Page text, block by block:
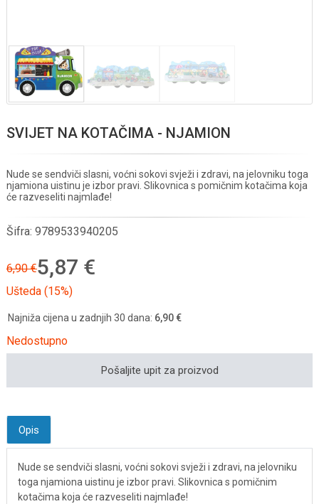
SVIJET NA KOTAČIMA - NJAMION
Nude se sendviči slasni, voćni sokovi svježi i zdravi, na jelovniku toga
njamiona uistinu je izbor pravi. Slikovnica s pomičnim kotačima koja
će razveseliti najmlađe!
Šifra: 9789533940205
6,90 €5,87 €
Ušteda (15%)
Najniža cijena u zadnjih 30 dana: 6,90 €
Nedostupno
Pošaljite upit za proizvod
Opis
Nude se sendviči slasni, voćni sokovi svježi i zdravi, na jelovniku
toga njamiona uistinu je izbor pravi. Slikovnica s pomičnim
kotačima koja će razveseliti najmlađe!